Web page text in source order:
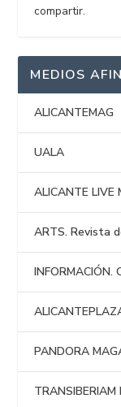
compartir.
MEDIOS
ALICANTEMAG
UALA
ALICANTE LIVE
ARTS. Revista
INFORMACIÓN.
PANDORA
TRANSIBERIAM